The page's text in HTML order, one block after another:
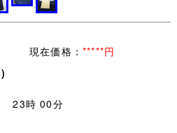
現在価格： *****円
)
23時 00分